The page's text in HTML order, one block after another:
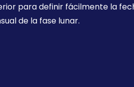
para definir fácilmente la
de la fase lunar.